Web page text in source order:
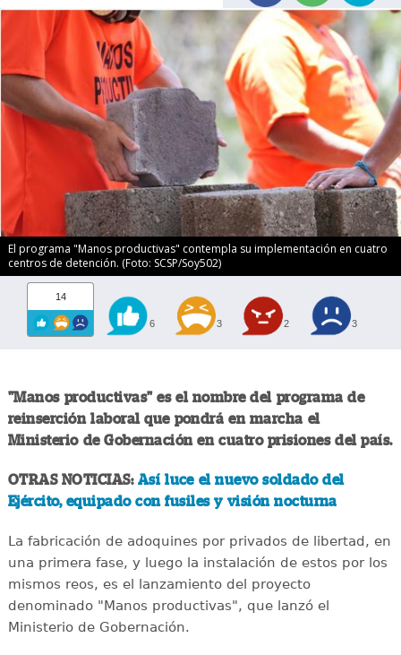
El programa "Manos productivas" contempla su implementación en cuatro
centros de detención. (Foto: SCSP/Soy502)
14
6 3 2 3
"Manos productivas" es el nombre del programa de
reinserción laboral que pondrá en marcha el
Ministerio de Gobernación en cuatro prisiones del país.
OTRAS NOTICIAS: Así luce el nuevo soldado del
Ejército, equipado con fusiles y visión nocturna
La fabricación de adoquines por privados de libertad, en
una primera fase, y luego la instalación de estos por los
mismos reos, es el lanzamiento del proyecto
denominado "Manos productivas", que lanzó el
Ministerio de Gobernación.